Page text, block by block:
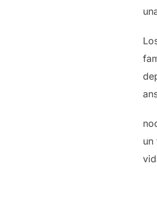
un